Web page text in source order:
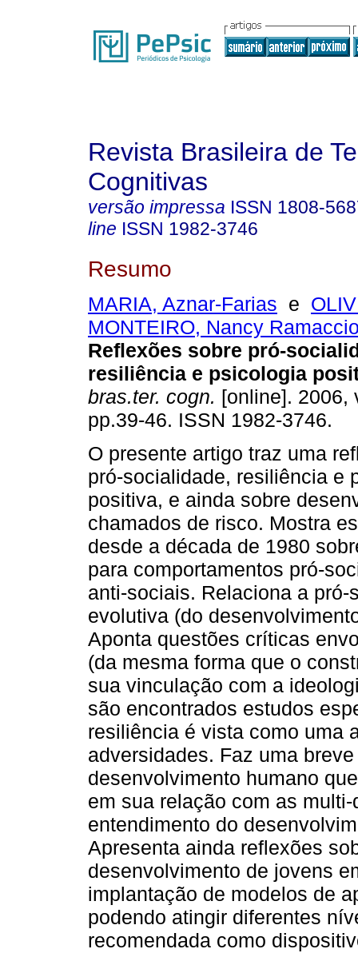
Revista Brasileira de
Cognitivas
versão impressa ISSN 1808-
line ISSN 1982-3746
Resumo
MARIA, Aznar-Farias e
MONTEIRO, Nancy
Reflexões sobre pró-
resiliência e psicologia
bras.ter. cogn. [online]. 2006,
pp.39-46. ISSN 1982-3746.
O presente artigo traz uma
pró-socialidade, resiliência e
positiva, e ainda sobre
chamados de risco. Mostra
desde a década de 1980
para comportamentos pró-
anti-sociais. Relaciona a
evolutiva (do
Aponta questões críticas
(da mesma forma que o
sua vinculação com a
são encontrados estudos
resiliência é vista como uma
adversidades. Faz uma
desenvolvimento humano
em sua relação com as
entendimento do
Apresenta ainda reflexões
desenvolvimento de jovens
implantação de modelos de
podendo atingir diferentes
recomendada como